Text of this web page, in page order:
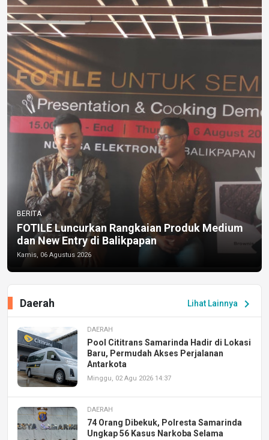
BERITA
FOTILE Luncurkan Rangkaian Produk Medium
dan New Entry di Balikpapan
Kamis, 06 Agustus 2026
Lihat Lainnya chevron_right
Daerah
DAERAH
Pool Cititrans Samarinda Hadir di Lokasi
Baru, Permudah Akses Perjalanan
Antarkota
Minggu, 02 Agu 2026 14:37
DAERAH
74 Orang Dibekuk, Polresta Samarinda
Ungkap 56 Kasus Narkoba Selama